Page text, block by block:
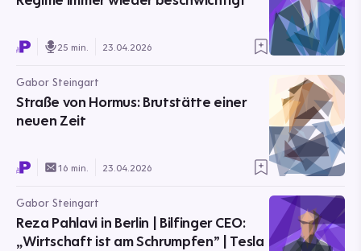
25 min. 23.04.2026
Gabor Steingart
Straße von Hormus: Brutstätte einer
neuen Zeit
16 min. 23.04.2026
Gabor Steingart
Reza Pahlavi in Berlin | Bilfinger CEO:
„Wirtschaft ist am Schrumpfen” | Tesla